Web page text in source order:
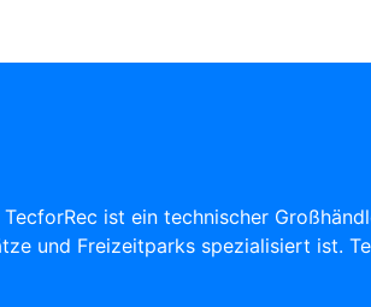
ist ein technischer
und Freizeitparks spezialisiert ist.